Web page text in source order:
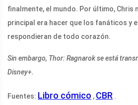
finalmente, el mundo. Por último, Chris
principal era hacer que los fanáticos y
respondieran de todo corazón.
Sin embargo, Thor: Ragnarok se está
Disney+.
Fuentes: Libro cómico , CBR .